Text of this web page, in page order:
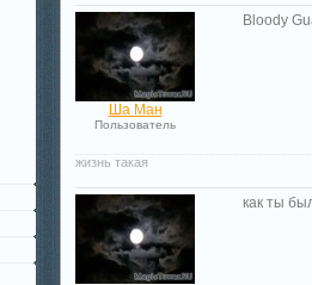
Ша Ман
Пользователь
Bloody
жизнь такая
как ты